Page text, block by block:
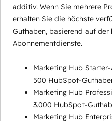
additiv. Wenn Sie mehrere
erhalten Sie die höchste
Guthaben, basierend auf der
Abonnementdienste.
Marketing Hub
500 HubSpot-
Marketing Hub
3.000 HubSpot-
Marketing Hub